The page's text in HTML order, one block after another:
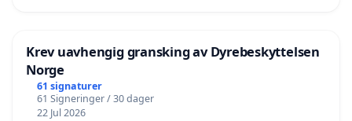
Krev uavhengig gransking av Dyrebeskyttelsen
Norge
61 signaturer
61 Signeringer / 30 dager
22 Jul 2026